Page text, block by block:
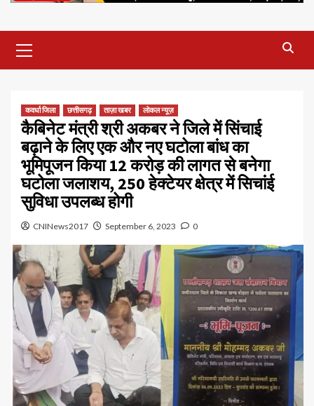
Menu
कवर्धा जिला छत्तीसगढ़ ताज़ा खबर लोकल न्यूज़
कैबिनेट मंत्री श्री अकबर ने जिले में सिंचाई
बढ़ाने के लिए एक और नए घटोला बांध का
भूमिपूजन किया 12 करोड़ की लागत से बनेगा
घटोला जलाशय, 250 हेक्टेयर क्षेत्र में सिचांई
सुविधा उपलब्ध होगी
CNINews2017 September 6, 2023 0